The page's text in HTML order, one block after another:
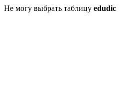
Не могу выбрать таблицу edudic